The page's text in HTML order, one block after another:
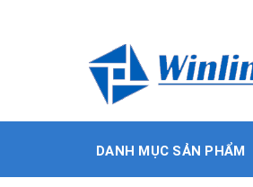
DANH MỤC SẢN PHẨM